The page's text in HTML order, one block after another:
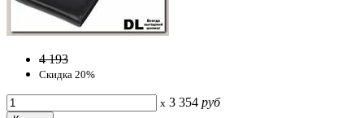
4 193
Скидка 20%
x 3 354 руб